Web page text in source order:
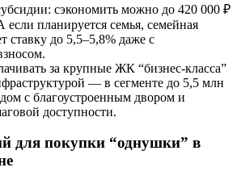
сэкономить можно до 420 000 ₽
планируется семья, семейная
ставку до 5,5–5,8% даже с
за крупные ЖК “бизнес-класса”
— в сегменте до 5,5 млн
с благоустроенным двором и
доступности.
для покупки “однушки” в